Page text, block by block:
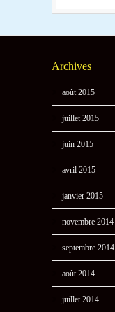
Archives
août 2015
juillet 2015
juin 2015
avril 2015
janvier 2015
novembre 2014
septembre 2014
août 2014
juillet 2014